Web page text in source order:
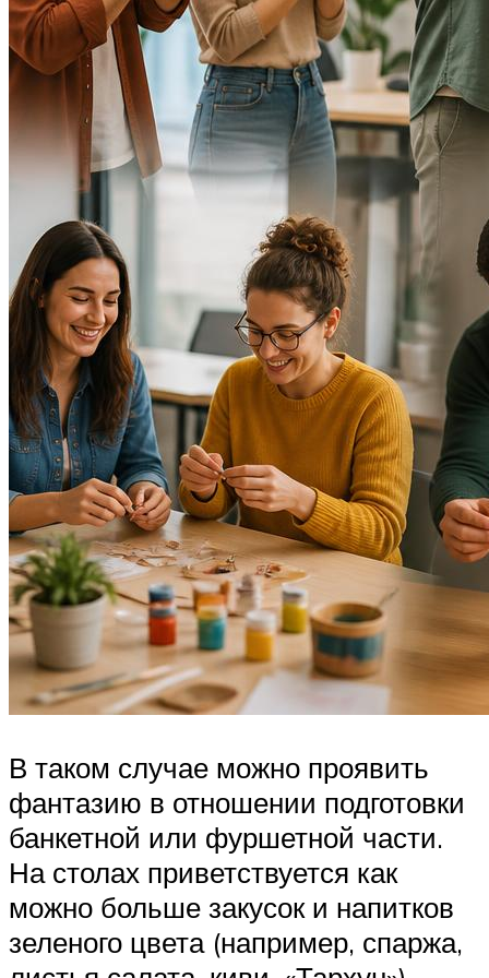
В таком случае можно проявить
фантазию в отношении подготовки
банкетной или фуршетной части.
На столах приветствуется как
можно больше закусок и напитков
зеленого цвета (например, спаржа,